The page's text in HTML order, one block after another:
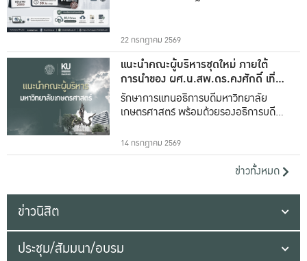
22 กรกฎาคม 2569
แนะนำคณะผู้บริหารชุดใหม่ ภายใต้
การนำของ ผศ.น.สพ.ดร.คงศักดิ์ เที่ยง
ธรรม
รักษาการแทนอธิการบดีมหาวิทยาลัย
เกษตรศาสตร์ พร้อมด้วยรองอธิการบดีทั้ง
14 กรกฎาคม 2569
ข่าวทั้งหมด
ข่าวนิสิต
ประชุม/สัมมนา/อบรม